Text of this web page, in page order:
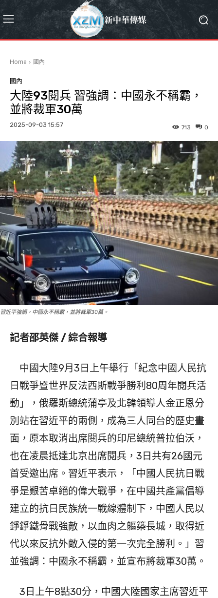
Home 國內
國內
大陸93閱兵 習強調：中國永不稱霸，
並將裁軍30萬
2025-09-03 15:57 0
713
習近平強調，中國永不稱霸，並將裁軍30萬。
記者邵英傑 / 綜合報導
中國大陸9月3日上午舉行「紀念中國人民抗
日戰爭暨世界反法西斯戰爭勝利80周年閱兵活
動」，俄羅斯總統蒲亭及北韓領導人金正恩分
別站在習近平的兩側，成為三人同台的歷史畫
面，原本取消出席閱兵的印尼總統普拉伯沃，
也在凌晨抵達北京出席閱兵，3日共有26國元
首受邀出席。習近平表示，「中國人民抗日戰
爭是艱苦卓絕的偉大戰爭，在中國共產黨倡導
建立的抗日民族統一戰線體制下，中國人民以
錚錚鐵骨戰強敵，以血肉之軀築長城，取得近
代以來反抗外敵入侵的第一次完全勝利。」習
並強調：中國永不稱霸，並宣布將裁軍30萬。
3日上午8點30分，中國大陸國家主席習近平